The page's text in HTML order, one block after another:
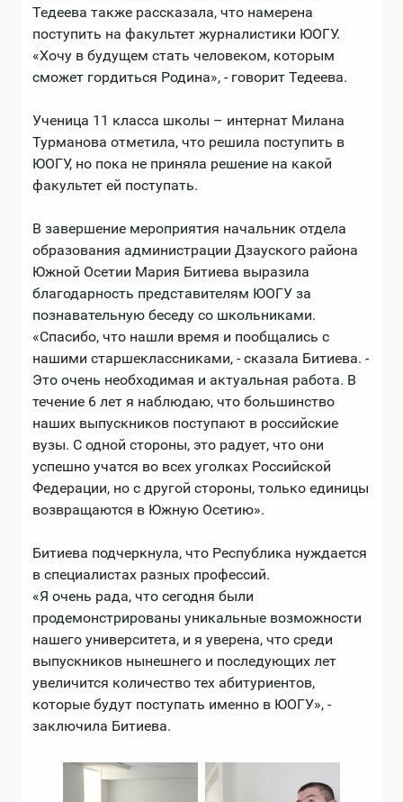
Тедеева также рассказала, что намерена
поступить на факультет журналистики ЮОГУ.
«Хочу в будущем стать человеком, которым
сможет гордиться Родина», - говорит Тедеева.
Ученица 11 класса школы – интернат Милана
Турманова отметила, что решила поступить в
ЮОГУ, но пока не приняла решение на какой
факультет ей поступать.
В завершение мероприятия начальник отдела
образования администрации Дзауского района
Южной Осетии Мария Битиева выразила
благодарность представителям ЮОГУ за
познавательную беседу со школьниками.
«Спасибо, что нашли время и пообщались с
нашими старшеклассниками, - сказала Битиева. -
Это очень необходимая и актуальная работа. В
течение 6 лет я наблюдаю, что большинство
наших выпускников поступают в российские
вузы. С одной стороны, это радует, что они
успешно учатся во всех уголках Российской
Федерации, но с другой стороны, только единицы
возвращаются в Южную Осетию».
Битиева подчеркнула, что Республика нуждается
в специалистах разных профессий.
«Я очень рада, что сегодня были
продемонстрированы уникальные возможности
нашего университета, и я уверена, что среди
выпускников нынешнего и последующих лет
увеличится количество тех абитуриентов,
которые будут поступать именно в ЮОГУ», -
заключила Битиева.